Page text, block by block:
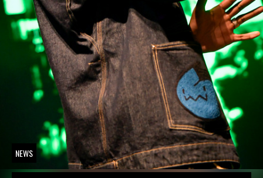
NEWS